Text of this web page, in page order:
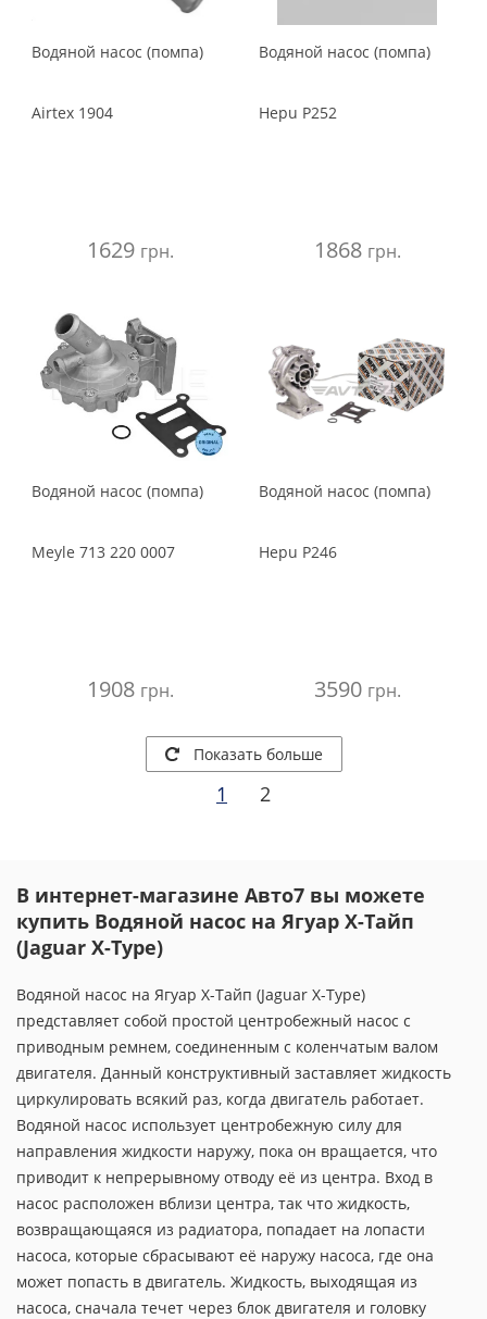
Водяной насос (помпа)
Airtex 1904
1629 грн.
Водяной насос (помпа)
Hepu P252
1868 грн.
Водяной насос (помпа)
Meyle 713 220 0007
1908 грн.
Водяной насос (помпа)
Hepu P246
3590 грн.
Показать больше
1 2
В интернет-магазине Авто7 вы можете
купить Водяной насос на Ягуар Х-Тайп
(Jaguar X-Type)
Водяной насос на Ягуар Х-Тайп (Jaguar X-Type)
представляет собой простой центробежный насос с
приводным ремнем, соединенным с коленчатым валом
двигателя. Данный конструктивный заставляет жидкость
циркулировать всякий раз, когда двигатель работает.
Водяной насос использует центробежную силу для
направления жидкости наружу, пока он вращается, что
приводит к непрерывному отводу её из центра. Вход в
насос расположен вблизи центра, так что жидкость,
возвращающаяся из радиатора, попадает на лопасти
насоса, которые сбрасывают её наружу насоса, где она
может попасть в двигатель. Жидкость, выходящая из
насоса, сначала течет через блок двигателя и головку